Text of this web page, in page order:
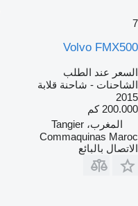
7
Volvo FMX500
السعر عند الطلب
الشاحنات - شاحنة قلابة
2015
200.000 كم
المغرب، Tangier
Commaquinas Maroc
الاتصال بالبائع